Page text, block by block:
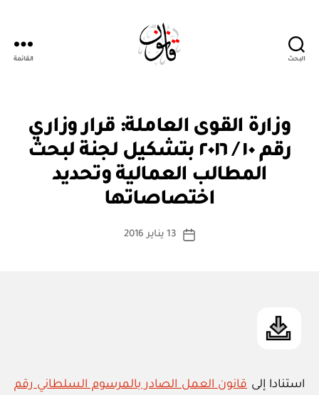
البحث القائمة
التصنيفات
وزارة القوى العاملة: قرار وزاري
رقم ١٠ / ٢٠١٦ بتشكيل لجنة لبحث
المطالب العمالية وتحديد
اختصاصاتها
كاتب
بو
ا
س
ة
تاريخ
13 يناير 2016
استنادا إلى قانون العمل الصادر بالمرسوم السلطاني رقم